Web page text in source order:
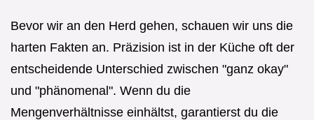
Bevor wir an den Herd gehen, schauen wir uns die
harten Fakten an. Präzision ist in der Küche oft der
entscheidende Unterschied zwischen "ganz okay"
und "phänomenal". Wenn du die
Mengenverhältnisse einhältst, garantierst du die